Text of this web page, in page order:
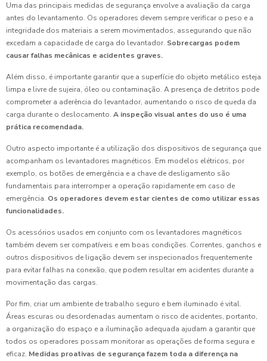
Uma das principais medidas de segurança envolve a avaliação da carga
antes do levantamento. Os operadores devem sempre verificar o peso e a
integridade dos materiais a serem movimentados, assegurando que não
excedam a capacidade de carga do levantador. Sobrecargas podem
causar falhas mecânicas e acidentes graves.
Além disso, é importante garantir que a superfície do objeto metálico esteja
limpa e livre de sujeira, óleo ou contaminação. A presença de detritos pode
comprometer a aderência do levantador, aumentando o risco de queda da
carga durante o deslocamento. A inspeção visual antes do uso é uma
prática recomendada.
Outro aspecto importante é a utilização dos dispositivos de segurança que
acompanham os levantadores magnéticos. Em modelos elétricos, por
exemplo, os botões de emergência e a chave de desligamento são
fundamentais para interromper a operação rapidamente em caso de
emergência. Os operadores devem estar cientes de como utilizar essas
funcionalidades.
Os acessórios usados em conjunto com os levantadores magnéticos
também devem ser compatíveis e em boas condições. Correntes, ganchos e
outros dispositivos de ligação devem ser inspecionados frequentemente
para evitar falhas na conexão, que podem resultar em acidentes durante a
movimentação das cargas.
Por fim, criar um ambiente de trabalho seguro e bem iluminado é vital.
Áreas escuras ou desordenadas aumentam o risco de acidentes, portanto,
a organização do espaço e a iluminação adequada ajudam a garantir que
todos os operadores possam monitorar as operações de forma segura e
eficaz. Medidas proativas de segurança fazem toda a diferença na